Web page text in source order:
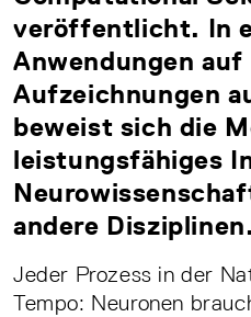
veröffentlicht. In
Anwendungen auf
Aufzeichnungen
beweist sich die
leistungsfähiges
andere Disziplinen.
Jeder Prozess in der
Tempo: Neuronen